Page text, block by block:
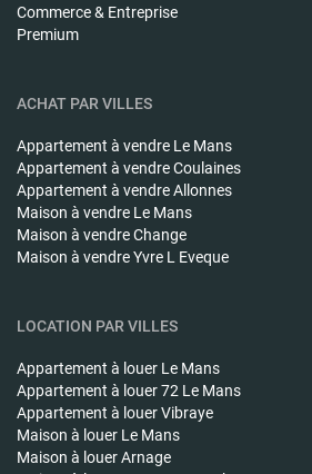
Commerce & Entreprise
Premium
ACHAT PAR VILLES
Appartement à vendre Le Mans
Appartement à vendreCoulaines
Appartement à vendreAllonnes
Maison à vendre Le Mans
Maison à vendreChange
Maison à vendreYvre L Eveque
LOCATION PAR VILLES
Appartement à louer Le Mans
Appartement à louer72 Le Mans
Appartement à louerVibraye
Maison à louer Le Mans
Maison à louerArnage